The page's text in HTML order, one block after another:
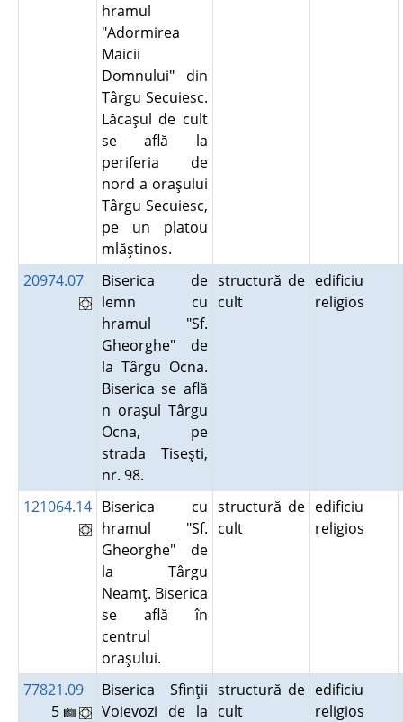
hramul
"Adormirea
Maicii
Domnului" din
Târgu Secuiesc.
Lăcaşul de cult
se află la
periferia de
nord a oraşului
Târgu Secuiesc,
pe un platou
mlăştinos.
20974.07
Biserica de
lemn cu
hramul "Sf.
Gheorghe" de
la Târgu Ocna.
Biserica se află
n oraşul Târgu
Ocna, pe
strada Tiseşti,
nr. 98.
structură de
cult
edificiu
religios
121064.14 Biserica cu
hramul "Sf.
Gheorghe" de
la Târgu
Neamţ. Biserica
se află în
centrul
oraşului.
structură de
cult
edificiu
religios
77821.09
5
Biserica Sfinţii
Voievozi de la
structură de
cult
edificiu
religios